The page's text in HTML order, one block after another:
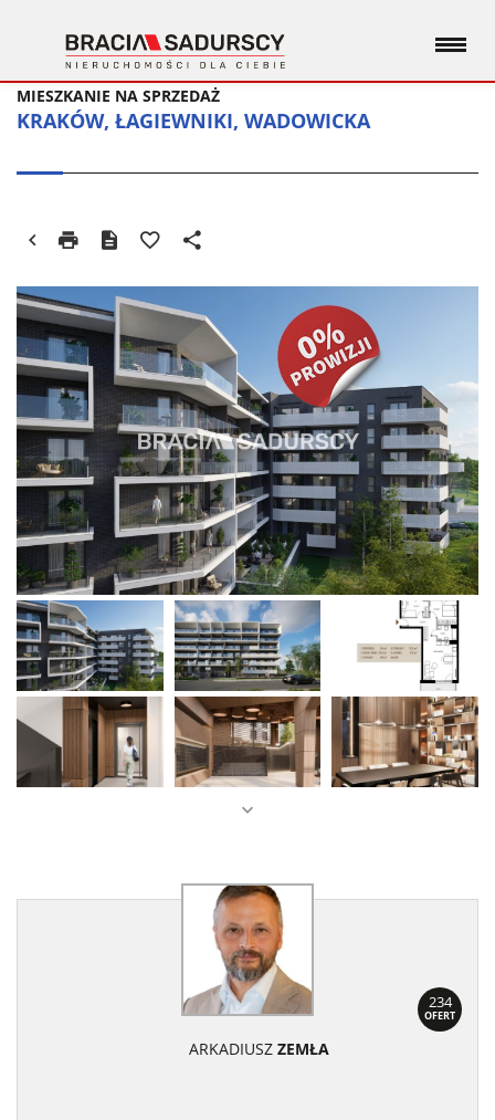
KRAKÓW, ŁAGIEWNIKI, WADOWICKA
MIESZKANIE NA SPRZEDAŻ
234
OFERT
ARKADIUSZ ZEMŁA